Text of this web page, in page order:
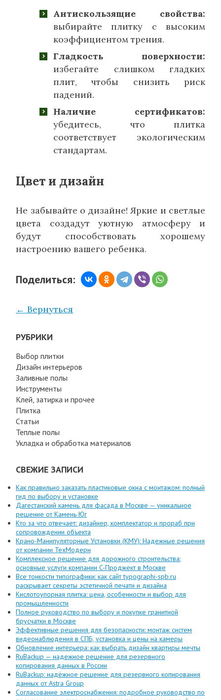
Антискользящие свойства:
выбирайте плитку с высоким
коэффициентом трения.
Гладкость поверхности:
избегайте слишком гладких
плит, чтобы снизить риск
падений.
Наличие сертификатов:
убедитесь, что плитка
соответствует экологическим
стандартам.
Цвет и дизайн
Не забывайте о дизайне! Яркие и светлые
цвета создадут уютную атмосферу и
будут способствовать хорошему
настроению вашего ребенка.
Поделиться:
← Вернуться
РУБРИКИ
Выбор плитки
Дизайн интерьеров
Заливные полы
Инструменты
Клей, затирка и прочее
Плитка
Статьи
Теплые полы
Укладка и обработка материалов
СВЕЖИЕ ЗАПИСИ
Как правильно заказать пластиковые окна с монтажом: полный
гид по выбору и установке
Дагестанский камень для фасада в Москве — уникальное
решение от Камень Юг
Кто за что отвечает: дизайнер, комплектатор и прораб при
сопровождении объекта
Крано-Манипуляторные Установки (КМУ): Надежные решения
от компании ТехМодерн
Комплексное решение для дорожного строительства:
основные услуги компании C-Проджект в Москве
Все тонкости типографики: как сайт typographi-spb.ru
раскрывает секреты эстетичной печати и дизайна
Кислотоупорная плитка: цена, особенности и выбор для
промышленности
Полное руководство по выбору и покупке гранитной
брусчатки в Москве
Эффективные решения для безопасности: монтаж систем
видеонаблюдения в СПБ, установка и цены на камеры
Обновление интерьера: как выбрать дизайн квартиры мечты
RuBackup — надежное решение для резервного
копирования данных в России
RuBackup: надёжное решение для резервного копирования
данных от Astra Group
Согласование электроснабжения: подробное руководство по